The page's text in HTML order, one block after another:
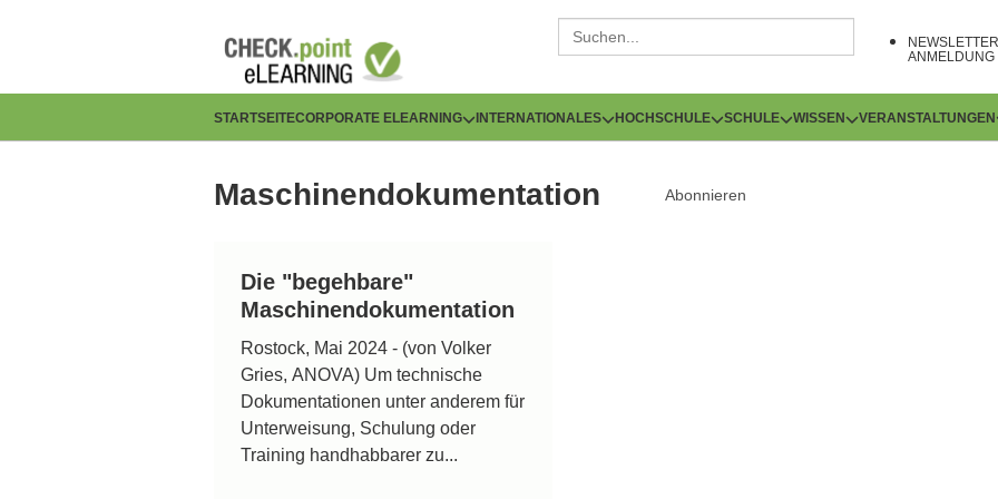
NEWSLETTER
ANMELDUNG
H
u
STARTSEITECORPORATE ELEARNING INTERNATIONALES HOCHSCHULE SCHULE WISSEN VERANSTALTUNGEN
Maschinendokumentation Abonnieren
Die "begehbare"
Maschinendokumentation
Rostock, Mai 2024 - (von Volker
Gries, ANOVA) Um technische
Dokumentationen unter anderem für
Unterweisung, Schulung oder
Training handhabbarer zu...